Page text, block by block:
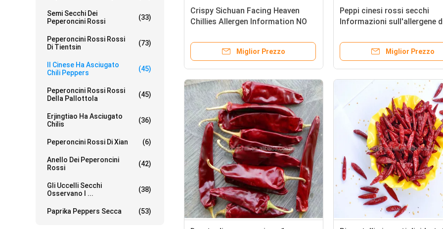
Semi Secchi Dei
Peperoncini Rossi
(33)
Peperoncini Rossi Rossi
Di Tientsin
(73)
Il Cinese Ha Asciugato
Chili Peppers
(45)
Peperoncini Rossi Rossi
Della Pallottola
(45)
Erjingtiao Ha Asciugato
Chilis
(36)
Peperoncini Rossi Di Xian (6)
Anello Dei Peperoncini
Rossi
(42)
Gli Uccelli Secchi
Osservano I ...
(38)
Paprika Peppers Secca (53)
Crispy Sichuan Facing Heaven
Chillies Allergen Information NO
Adatto alla Produzione Alimentare
Miglior Prezzo
Peppi cinesi rossi secchi
Informazioni sull'allergene
lavorazione alimentare e le
applicazioni culinarie
Miglior Prezzo